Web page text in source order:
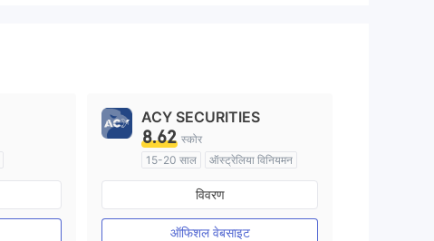
ACY SECURITIES
8.62 स्कोर
15-20 साल
ऑस्ट्रेलिया विनियमन
मार्केट मेकिंग (एमएम)
मुख्य-लेबल MT4
विवरण
ऑफिशल वेबसाइट